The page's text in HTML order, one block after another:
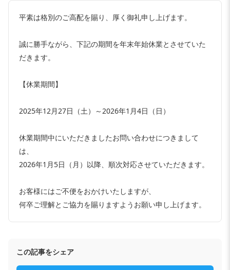
平素は格別のご高配を賜り、厚く御礼申し上げます。
誠に勝手ながら、下記の期間を年末年始休業とさせていた
だきます。
【休業期間】
2025年12月27日（土）～2026年1月4日（日）
休業期間中にいただきましたお問い合わせにつきまして
は、
2026年1月5日（月）以降、順次対応させていただきます。
お客様にはご不便をおかけいたしますが、
何卒ご理解とご協力を賜りますようお願い申し上げます。
この記事をシェア